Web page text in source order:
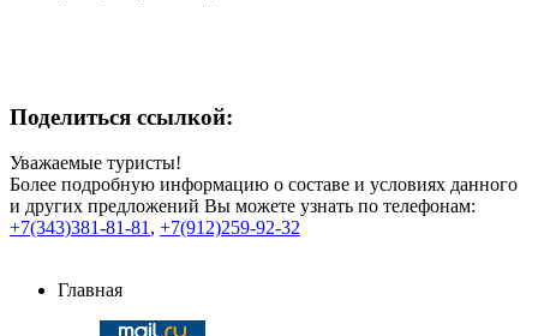
Поделиться ссылкой:
Уважаемые туристы!
Более подробную информацию о составе и условиях данного
и других предложений Вы можете узнать по телефонам:
+7(343)381-81-81, +7(912)259-92-32
Главная